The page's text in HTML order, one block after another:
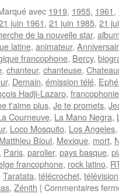
avec 1919, 1955, 1961,
juin 1961, 21 juin 1985, 21
de la nouvelle star,
latine, animateur,
francophone, Bercy,
, chanteur, chanteuse,
, Demain, émission télé,
Hadji-Lazaro, francophonie
t'aime plus, Je te promets,
Courneuve, La Mano Negra,
, Loco Mosquito, Los Angeles,
Matthieu Bioul, Mexique, mort,
, Paris, parolier, pays basque,
francophone, rock latino,
Taratata, télécrochet, télévision
, Zénith | Commentaires